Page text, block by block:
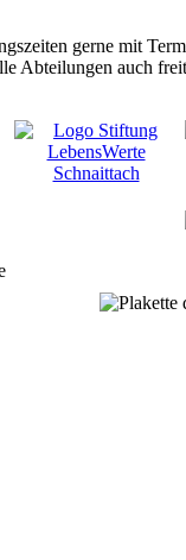
gerne mit
Abteilungen auch